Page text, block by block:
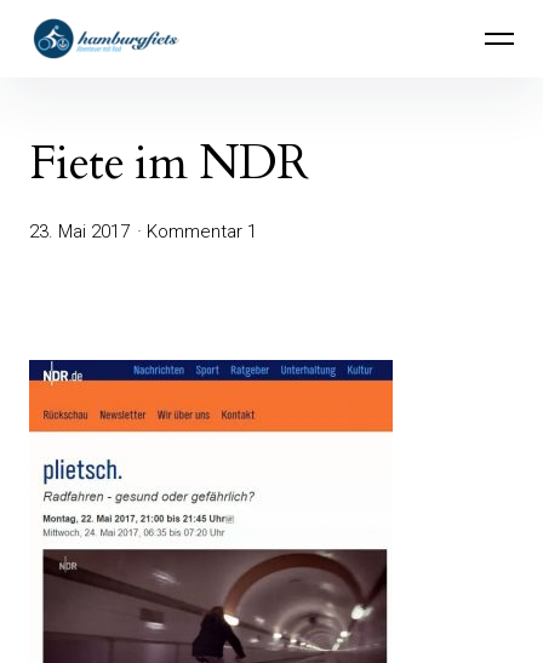
überspringen
hamburgfiets – Abenteuer mit Rad
Fiete im NDR
23. Mai 2017 Kommentar 1